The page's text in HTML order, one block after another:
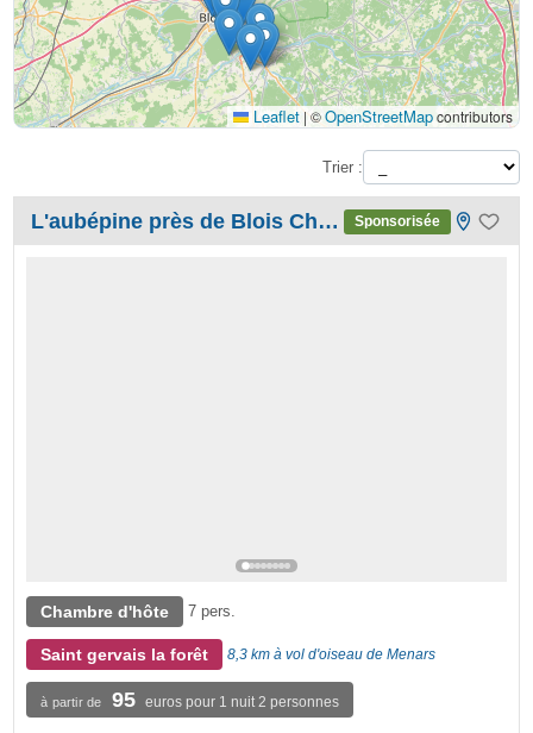
Leaflet | ©OpenStreetMapcontributors
Trier :
L'aubépine près de Blois Chambord Sponsorisée
Chambre d'hôte 7 pers.
Saint gervais la forêt 8,3 km à vol d'oiseau de Menars
à partir de 95 euros pour 1 nuit 2 personnes